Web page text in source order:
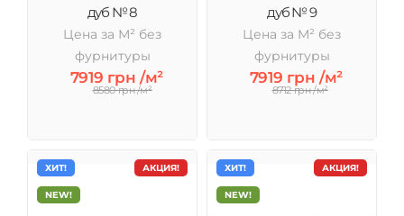
дуб № 8
Цена за М² без
фурнитуры
7919 грн /м²
8580 грн /м²
дуб № 9
Цена за М² без
фурнитуры
7919 грн /м²
8712 грн /м²
АКЦИЯ!
ХИТ!
NEW!
АКЦИЯ!
ХИТ!
NEW!